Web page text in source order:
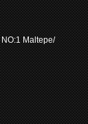
Maltepe/